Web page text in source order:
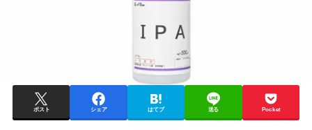
ポスト シェア はてブ 送る Pocket